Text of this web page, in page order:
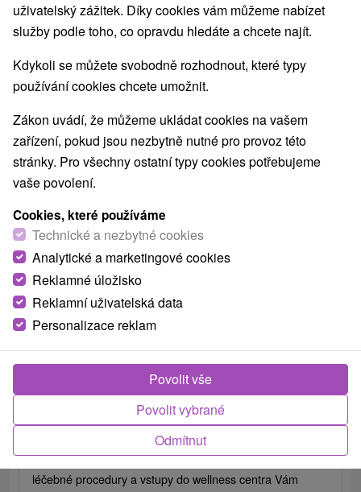
Nejprodávanější
Lázně Červený Kláštor
Červený Kláštor
(61 recenzí)Od 3 NocíPolopenze
3 noci odpočinku v klidném prostředí lázní. Polopenze,
léčebné procedury a vstupy do wellness centra Vám
uživatelský zážitek. Díky cookies vám můžeme nabízet
služby podle toho, co opravdu hledáte a chcete najít.
Kdykoli se můžete svobodně rozhodnout, které typy
používání cookies chcete umožnit.
Zákon uvádí, že můžeme ukládat cookies na vašem
zařízení, pokud jsou nezbytně nutné pro provoz této
stránky. Pro všechny ostatní typy cookies potřebujeme
vaše povolení.
Cookies, které používáme
Technické a nezbytné cookies
Analytické a marketingové cookies
Reklamné úložisko
Reklamní uživatelská data
Personalizace reklam
Odmítnut
Povolit vybrané
Povolit vše